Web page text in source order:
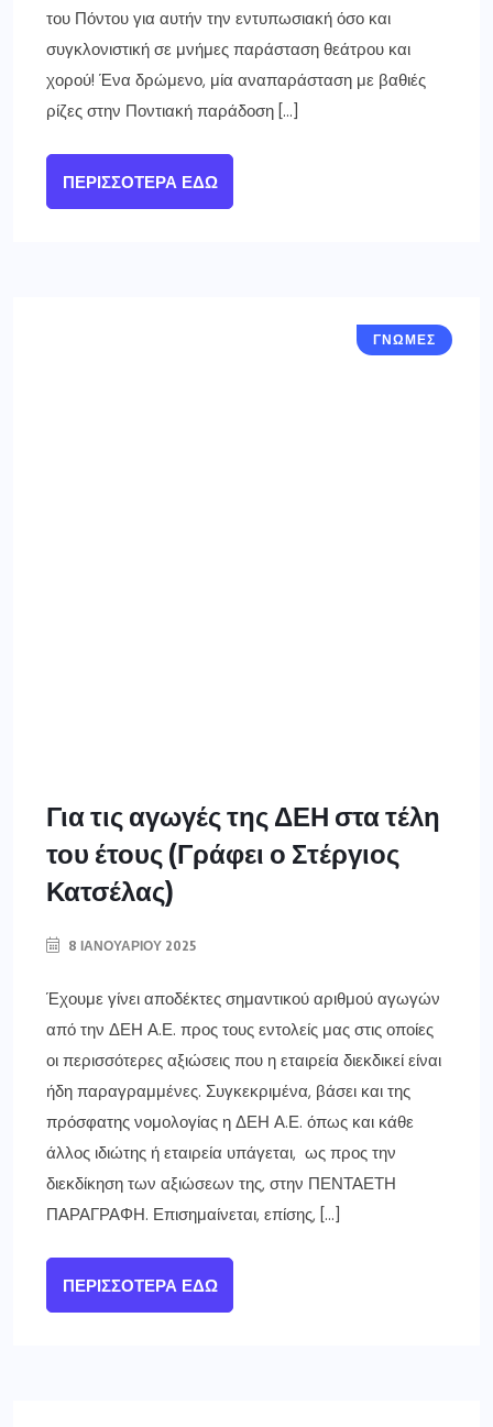
του Πόντου για αυτήν την εντυπωσιακή όσο και
συγκλονιστική σε μνήμες παράσταση θεάτρου και
χορού! Ένα δρώμενο, μία αναπαράσταση με βαθιές
ρίζες στην Ποντιακή παράδοση […]
ΠΕΡΙΣΣΌΤΕΡΑ ΕΔΏ
ΓΝΩΜΕΣ
Για τις αγωγές της ΔΕΗ στα τέλη
του έτους (Γράφει ο Στέργιος
Κατσέλας)
8 ΙΑΝΟΥΑΡΊΟΥ 2025
Έχουμε γίνει αποδέκτες σημαντικού αριθμού αγωγών
από την ΔΕΗ Α.Ε. προς τους εντολείς μας στις οποίες
οι περισσότερες αξιώσεις που η εταιρεία διεκδικεί είναι
ήδη παραγραμμένες. Συγκεκριμένα, βάσει και της
πρόσφατης νομολογίας η ΔΕΗ Α.Ε. όπως και κάθε
άλλος ιδιώτης ή εταιρεία υπάγεται, ως προς την
διεκδίκηση των αξιώσεων της, στην ΠΕΝΤΑΕΤΗ
ΠΑΡΑΓΡΑΦΗ. Επισημαίνεται, επίσης, […]
ΠΕΡΙΣΣΌΤΕΡΑ ΕΔΏ